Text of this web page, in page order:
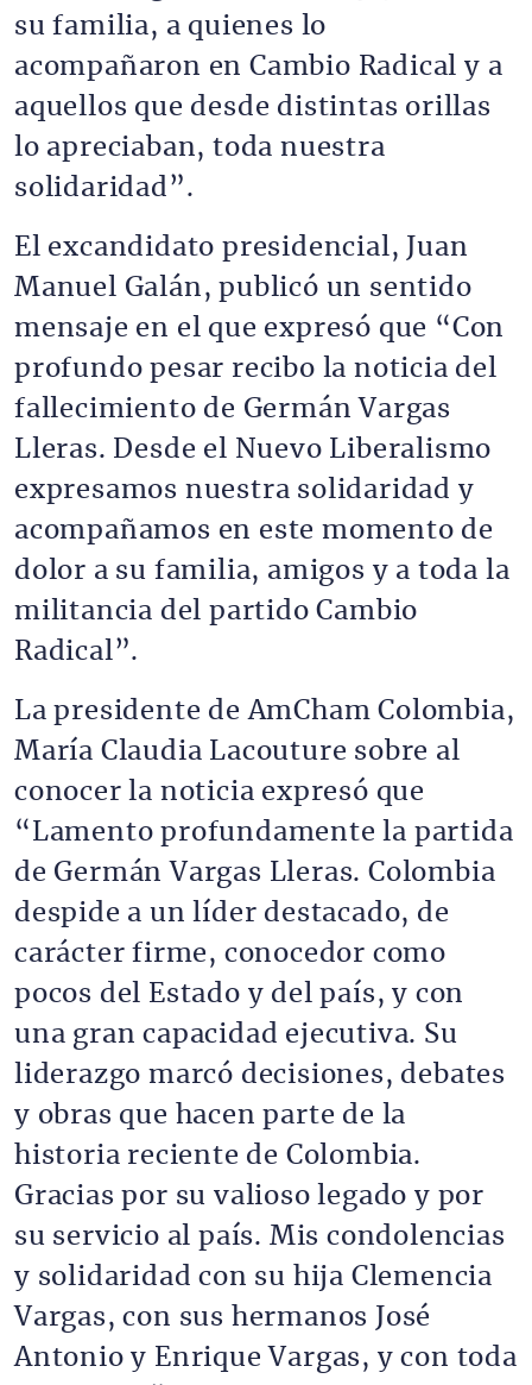
su familia, a quienes lo
acompañaron en Cambio Radical y a
aquellos que desde distintas orillas
lo apreciaban, toda nuestra
solidaridad”.
El excandidato presidencial, Juan
Manuel Galán, publicó un sentido
mensaje en el que expresó que “Con
profundo pesar recibo la noticia del
fallecimiento de Germán Vargas
Lleras. Desde el Nuevo Liberalismo
expresamos nuestra solidaridad y
acompañamos en este momento de
dolor a su familia, amigos y a toda la
militancia del partido Cambio
Radical”.
La presidente de AmCham Colombia,
María Claudia Lacouture sobre al
conocer la noticia expresó que
“Lamento profundamente la partida
de Germán Vargas Lleras. Colombia
despide a un líder destacado, de
carácter firme, conocedor como
pocos del Estado y del país, y con
una gran capacidad ejecutiva. Su
liderazgo marcó decisiones, debates
y obras que hacen parte de la
historia reciente de Colombia.
Gracias por su valioso legado y por
su servicio al país. Mis condolencias
y solidaridad con su hija Clemencia
Vargas, con sus hermanos José
Antonio y Enrique Vargas, y con toda